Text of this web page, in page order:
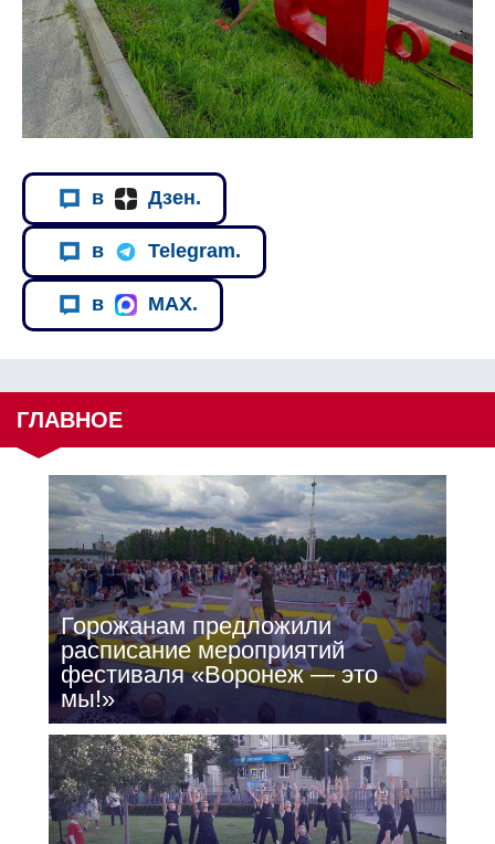
в Дзен.
в Telegram.
в MAX.
ГЛАВНОЕ
Горожанам предложили
расписание мероприятий
фестиваля «Воронеж — это
мы!»